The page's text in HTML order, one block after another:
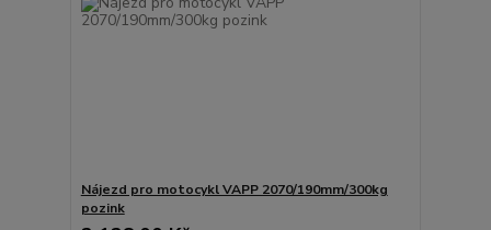
Nájezd pro motocykl VAPP 2070/190mm/300kg
pozink